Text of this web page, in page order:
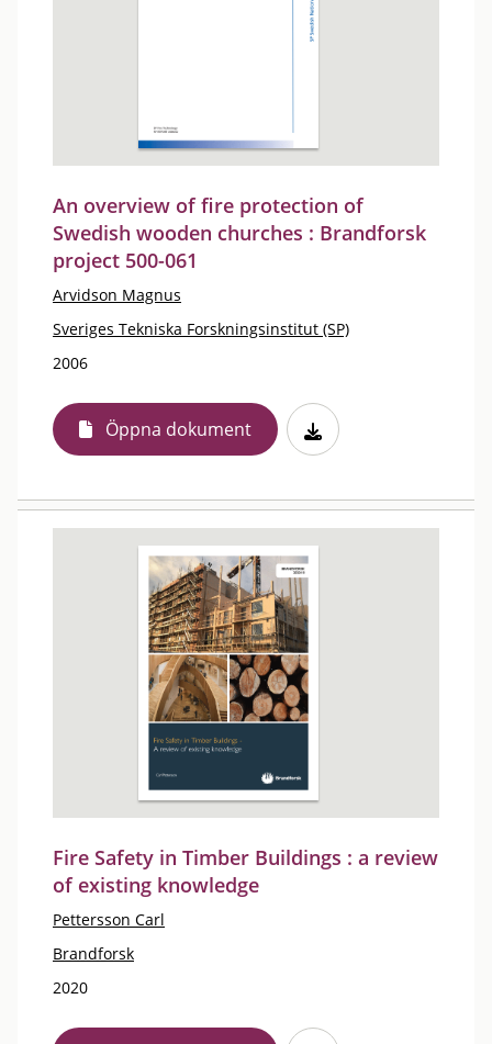
An overview of fire protection of
Swedish wooden churches : Brandforsk
project 500-061
Arvidson Magnus
Sveriges Tekniska Forskningsinstitut (SP)
2006
Öppna dokument
Fire Safety in Timber Buildings : a review
of existing knowledge
Pettersson Carl
Brandforsk
2020